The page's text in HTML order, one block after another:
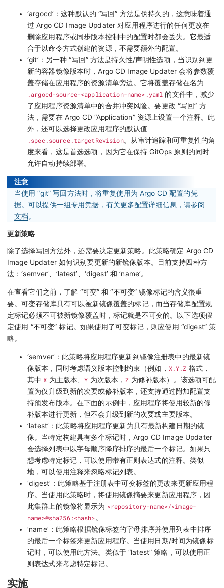
‘argocd’：这种默认的 “写回” 方法是伪持久的，这意味着通
过 Argo CD Image Updater 对应用程序进行的任何更改在
删除应用程序或同步版本控制中的配置时都会丢失。它最适
合于以命令方式创建的资源，不需要额外的配置。
‘git’：另一种 “写回” 方法是持久性/声明性选项，当识别到更
新的容器镜像版本时，Argo CD Image Updater 会将参数覆
盖存储在应用程序的资源清单旁边。它将覆盖存储在名为
.argocd-source-<application-name>.yaml 的文件中，减少
了应用程序资源清单中的合并冲突风险。要更改 “写回” 方
法，需要在 Argo CD “Application” 资源上设置一个注释。此
外，还可以选择更改应用程序的默认值
.spec.source.targetRevision。从审计追踪和可重复性的角
度来看，这是首选选项，因为它在保持 GitOps 原则的同时
允许自动持续部署。
注意
当使用 “git” 写回方法时，将重复使用为 Argo CD 配置的凭
据。可以提供一组专用凭据，有关更多配置详细信息，请参阅
文档。
更新策略
除了选择写回方法外，还需要决定更新策略。此策略确定 Argo CD
Image Updater 如何识别要更新的新镜像版本。目前支持四种方
法：‘semver’、’latest’、‘digest’ 和 ’name’。
在查看它们之前，了解 “可变” 和 “不可变” 镜像标记的含义很重
要。可变存储库具有可以被新镜像覆盖的标记，而当存储库配置规
定标记必须不可被新镜像覆盖时，标记就是不可变的。以下选项假
定使用 “不可变” 标记。如果使用了可变标记，则应使用 “digest” 策
略。
‘semver’：此策略将应用程序更新到镜像注册表中的最新镜
像版本，同时考虑语义版本控制约束（例如， X.Y.Z 格式，
其中X 为主版本、Y 为次版本，Z 为修补版本）。该选项可配
置为仅升级到新的次要或修补版本，还支持通过附加配置支
持预发布版本。在下面的示例中，应用程序将使用较新的修
补版本进行更新，但不会升级到新的次要或主要版本。
’latest’：此策略将应用程序更新为具有最新构建日期的镜
像。当特定构建具有多个标记时，Argo CD Image Updater
会选择列表中以字母顺序降序排序的最后一个标记。如果只
想考虑特定标记，可以使用带有正则表达式的注释。类似
地，可以使用注释来忽略标记列表。
‘digest’：此策略基于注册表中可变标签的更改来更新应用程
序。当使用此策略时，将使用镜像摘要来更新应用程序，因
此集群上的镜像将显示为 <repository-name>/<image-
name>@sha256:<hash>。
’name’：此策略根据镜像标签的字母排序并使用列表中排序
的最后一个标签来更新应用程序。当使用日期/时间为镜像标
记时，可以使用此方法。类似于 “latest” 策略，可以使用正
则表达式来考虑特定标记。
实施